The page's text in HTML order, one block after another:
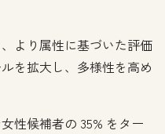
より属性に基づいた評価
を拡大し、多様性を高め
性候補者の 35% をター